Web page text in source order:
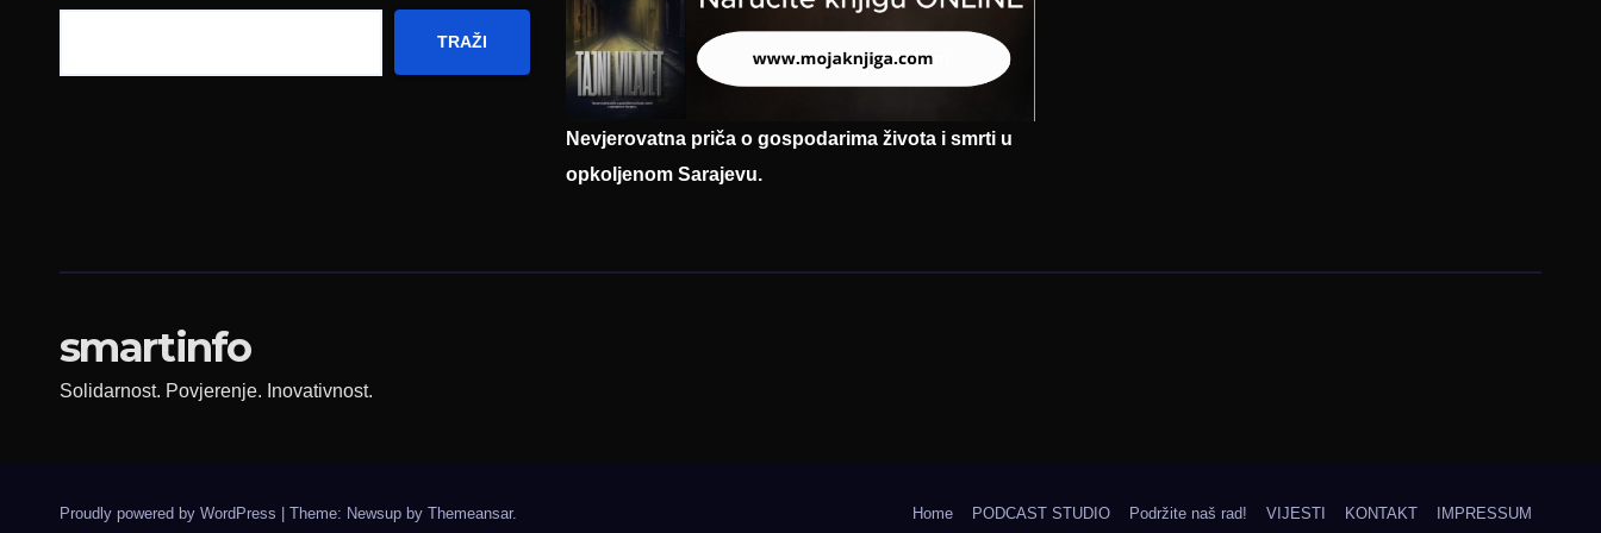
TRAŽI
Nevjerovatna priča o gospodarima života i smrti u
opkoljenom Sarajevu.
smartinfo
Solidarnost. Povjerenje. Inovativnost.
Proudly powered by WordPress Theme: Newsup by Themeansar. Home PODCAST STUDIO Podržite naš rad! VIJESTI KONTAKT IMPRESSUM